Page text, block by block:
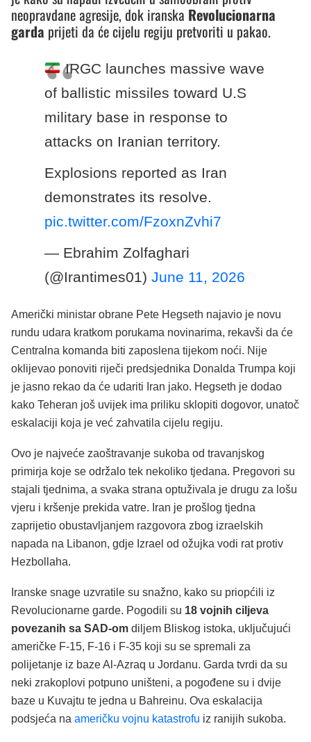
neopravdane agresije, dok iranska Revolucionarna
garda prijeti da će cijelu regiju pretvoriti u pakao.
IRGC launches massive wave
of ballistic missiles toward U.S
military base in response to
attacks on Iranian territory.
Explosions reported as Iran
demonstrates its resolve.
pic.twitter.com/FzoxnZvhi7
— Ebrahim Zolfaghari
(@Irantimes01) June 11, 2026
Američki ministar obrane Pete Hegseth najavio je novu
rundu udara kratkom porukama novinarima, rekavši da će
Centralna komanda biti zaposlena tijekom noći. Nije
oklijevao ponoviti riječi predsjednika Donalda Trumpa koji
je jasno rekao da će udariti Iran jako. Hegseth je dodao
kako Teheran još uvijek ima priliku sklopiti dogovor, unatoč
eskalaciji koja je već zahvatila cijelu regiju.
Ovo je najveće zaoštravanje sukoba od travanjskog
primirja koje se održalo tek nekoliko tjedana. Pregovori su
stajali tjednima, a svaka strana optuživala je drugu za lošu
vjeru i kršenje prekida vatre. Iran je prošlog tjedna
zaprijetio obustavljanjem razgovora zbog izraelskih
napada na Libanon, gdje Izrael od ožujka vodi rat protiv
Hezbollaha.
Iranske snage uzvratile su snažno, kako su priopćili iz
Revolucionarne garde. Pogodili su 18 vojnih ciljeva
povezanih sa SAD-om diljem Bliskog istoka, uključujući
američke F-15, F-16 i F-35 koji su se spremali za
polijetanje iz baze Al-Azraq u Jordanu. Garda tvrdi da su
neki zrakoplovi potpuno uništeni, a pogođene su i dvije
baze u Kuvajtu te jedna u Bahreinu. Ova eskalacija
podsjeća na američku vojnu katastrofu iz ranijih sukoba.